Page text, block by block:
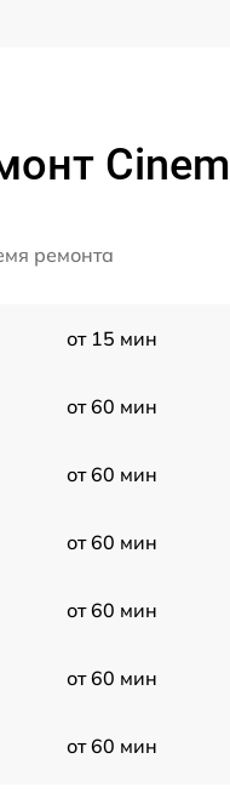
ремонта
от 15 мин
от 60 мин
от 60 мин
от 60 мин
от 60 мин
от 60 мин
от 60 мин